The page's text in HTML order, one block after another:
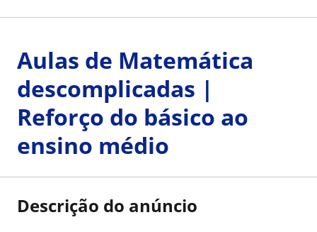
Aulas de Matemática
descomplicadas |
Reforço do básico ao
ensino médio
Descrição do anúncio